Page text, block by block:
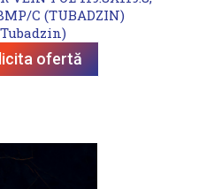
C (TUBADZIN)
ofertă